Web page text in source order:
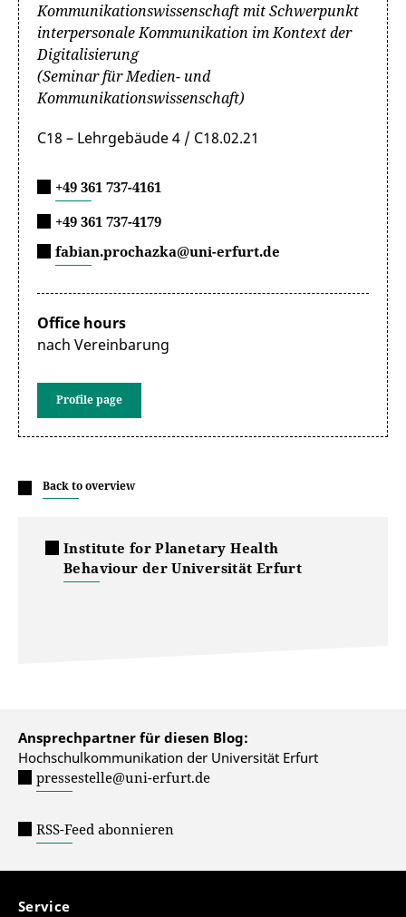
Kommunikationswissenschaft mit Schwerpunkt
interpersonale Kommunikation im Kontext der
Digitalisierung
(Seminar für Medien- und
Kommunikationswissenschaft)
C18 – Lehrgebäude 4 / C18.02.21
+49 361 737-4161
+49 361 737-4179
fabian.prochazka@uni-erfurt.de
Office hours
nach Vereinbarung
Profile page
Back to overview
Institute for Planetary Health
Behaviour der Universität Erfurt
Ansprechpartner für diesen Blog:
Hochschulkommunikation der Universität Erfurt
pressestelle@uni-erfurt.de
RSS-Feed abonnieren
Service